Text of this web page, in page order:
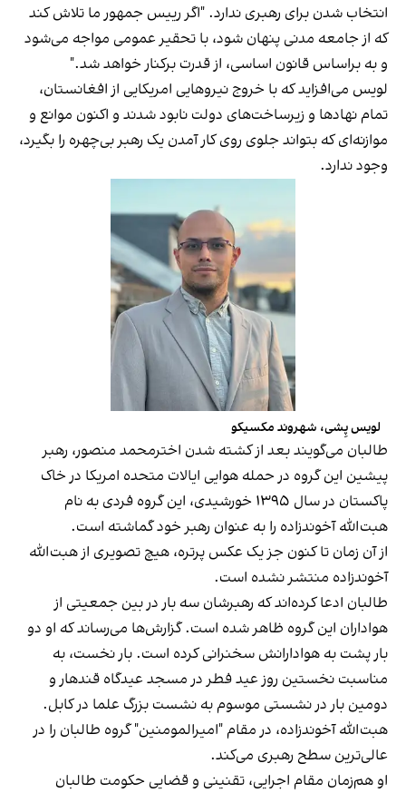
انتخاب شدن برای رهبری ندارد. "اگر رییس جمهور ما تلاش کند
که از جامعه‌ مدنی پنهان شود، با تحقیر عمومی مواجه می‌شود
و به براساس قانون اساسی، از قدرت برکنار خواهد شد."
لویس می‌افزاید که با خروج نیروهایی امریکایی از افغانستان،
تمام نهادها و زیرساخت‌های دولت‌ نابود شدند و اکنون موانع و
موازنه‌ای که بتواند جلوی روی کار آمدن یک رهبر بی‌چهره را بگیرد،
وجود ندارد.
لویس پِشی، شهروند مکسیکو
طالبان می‌گویند بعد از کشته شدن اخترمحمد منصور، رهبر
پیشین این گروه در حمله هوایی ایالات متحده امریکا در خاک
پاکستان در سال ۱۳۹۵ خورشیدی، این گروه فردی به نام
هبت‌الله آخوندزاده را به عنوان رهبر خود گماشته است.
از آن زمان تا کنون جز یک عکس پرتره، هیچ تصویری از هبت‌الله
آخوندزاده منتشر نشده است.
طالبان ادعا کرده‌اند که رهبرشان سه بار در بین جمعیتی از
هواداران این گروه ظاهر شده است. گزارش‌ها می‌رساند که او دو
بار پشت به هوادارانش سخنرانی کرده است. بار نخست، به
مناسبت نخستین روز عید فطر در مسجد عیدگاه قندهار و
دومین بار در نشستی موسوم به نشست بزرگ علما در کابل.
هبت‌الله آخوندزاده، در مقام "امیرالمومنین" گروه طالبان را در
عالی‌ترین سطح رهبری می‌کند.
او هم‌زمان مقام اجرایی، تقنینی و قضایی حکومت طالبان